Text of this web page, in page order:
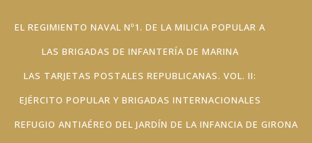
EL REGIMIENTO NAVAL Nº1. DE LA MILICIA POPULAR A
LAS BRIGADAS DE INFANTERÍA DE MARINA
LAS TARJETAS POSTALES REPUBLICANAS. VOL. II:
EJÉRCITO POPULAR Y BRIGADAS INTERNACIONALES
REFUGIO ANTIAÉREO DEL JARDÍN DE LA INFANCIA DE GIRONA